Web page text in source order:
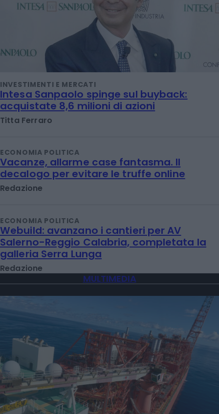
INVESTIMENTI E MERCATI
Intesa Sanpaolo spinge sul buyback:
acquistate 8,6 milioni di azioni
Titta Ferraro
ECONOMIA POLITICA
Vacanze, allarme case fantasma. Il
decalogo per evitare le truffe online
Redazione
ECONOMIA POLITICA
Webuild: avanzano i cantieri per AV
Salerno-Reggio Calabria, completata la
galleria Serra Lunga
Redazione
MULTIMEDIA